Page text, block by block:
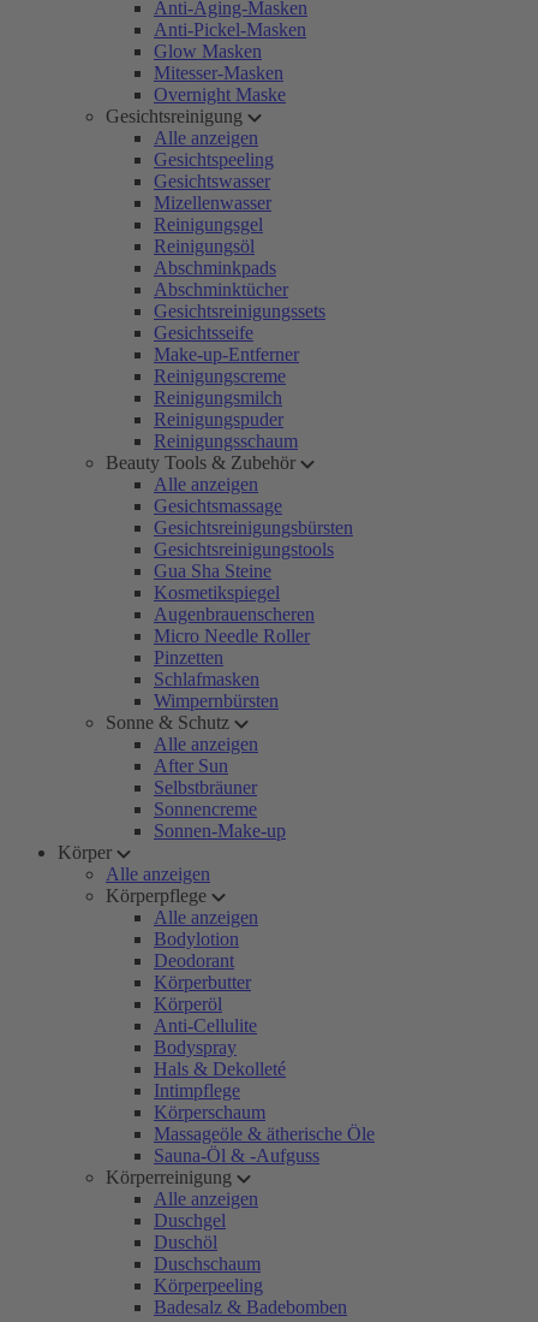
Anti-Aging-Masken
Anti-Pickel-Masken
Glow Masken
Mitesser-Masken
Overnight Maske
Gesichtsreinigung
Alle anzeigen
Gesichtspeeling
Gesichtswasser
Mizellenwasser
Reinigungsgel
Reinigungsöl
Abschminkpads
Abschminktücher
Gesichtsreinigungssets
Gesichtsseife
Make-up-Entferner
Reinigungscreme
Reinigungsmilch
Reinigungspuder
Reinigungsschaum
Beauty Tools & Zubehör
Alle anzeigen
Gesichtsmassage
Gesichtsreinigungsbürsten
Gesichtsreinigungstools
Gua Sha Steine
Kosmetikspiegel
Augenbrauenscheren
Micro Needle Roller
Pinzetten
Schlafmasken
Wimpernbürsten
Sonne & Schutz
Alle anzeigen
After Sun
Selbstbräuner
Sonnencreme
Sonnen-Make-up
Körper
Alle anzeigen
Körperpflege
Alle anzeigen
Bodylotion
Deodorant
Körperbutter
Körperöl
Anti-Cellulite
Bodyspray
Hals & Dekolleté
Intimpflege
Körperschaum
Massageöle & ätherische Öle
Sauna-Öl & -Aufguss
Körperreinigung
Alle anzeigen
Duschgel
Duschöl
Duschschaum
Körperpeeling
Badesalz & Badebomben